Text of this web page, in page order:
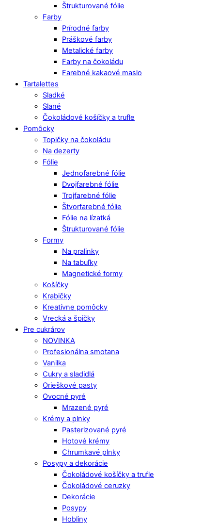
Štrukturované fólie
Farby
Prírodné farby
Práškové farby
Metalické farby
Farby na čokoládu
Farebné kakaové maslo
Tartalettes
Sladké
Slané
Čokoládové košíčky a trufle
Pomôcky
Topičky na čokoládu
Na dezerty
Fólie
Jednofarebné fólie
Dvojfarebné fólie
Trojfarebné fólie
Štvorfarebné fólie
Fólie na lízatká
Štrukturované fólie
Formy
Na pralinky
Na tabuľky
Magnetické formy
Košíčky
Krabičky
Kreatívne pomôcky
Vrecká a špičky
Pre cukrárov
NOVINKA
Profesionálna smotana
Vanilka
Cukry a sladidlá
Orieškové pasty
Ovocné pyré
Mrazené pyré
Krémy a plnky
Pasterizované pyré
Hotové krémy
Chrumkavé plnky
Posypy a dekorácie
Čokoládové košíčky a trufle
Čokoládové ceruzky
Dekorácie
Posypy
Hobliny